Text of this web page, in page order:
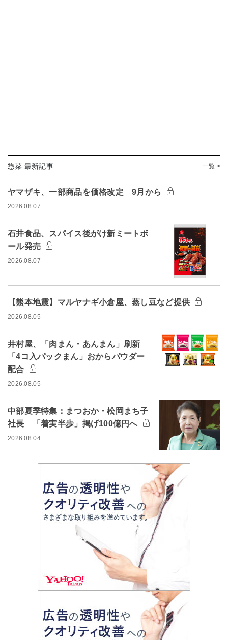
惣菜 最新記事 一覧 >
ヤマザキ、一部商品を価格改定 9月から
2026.08.07
石井食品、スパイス後がけ新ミートボ
ール発売
2026.08.07
【熊本地震】マルヤナギ小倉屋、蒸し豆など提供
2026.08.05
井村屋、「肉まん・あんまん」刷新
「4コ入パックまん」おからパウダー
配合
2026.08.05
中部夏季特集：まつおか・松岡まち子
社長 「着実半歩」掲げ100億円へ
2026.08.04